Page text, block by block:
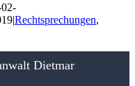
|Rechtsprechungen,
Dietmar